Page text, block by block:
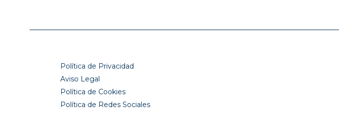
Política de Privacidad
Aviso Legal
Política de Cookies
Política de Redes Sociales